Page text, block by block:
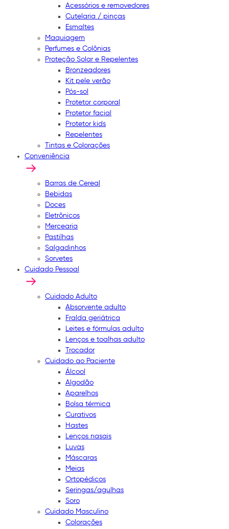
Acessórios e removedores
Cutelaria / pinças
Esmaltes
Maquiagem
Perfumes e Colônias
Proteção Solar e Repelentes
Bronzeadores
Kit pele verão
Pós-sol
Protetor corporal
Protetor facial
Protetor kids
Repelentes
Tintas e Colorações
Conveniência
Barras de Cereal
Bebidas
Doces
Eletrônicos
Mercearia
Pastilhas
Salgadinhos
Sorvetes
Cuidado Pessoal
Cuidado Adulto
Absorvente adulto
Fralda geriátrica
Leites e fórmulas adulto
Lenços e toalhas adulto
Trocador
Cuidado ao Paciente
Álcool
Algodão
Aparelhos
Bolsa térmica
Curativos
Hastes
Lenços nasais
Luvas
Máscaras
Meias
Ortopédicos
Seringas/agulhas
Soro
Cuidado Masculino
Colorações